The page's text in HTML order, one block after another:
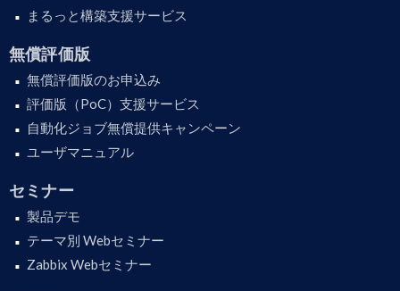
まるっと構築支援サービス
無償評価版
無償評価版のお申込み
評価版（PoC）支援サービス
自動化ジョブ無償提供キャンペーン
ユーザマニュアル
セミナー
製品デモ
テーマ別 Webセミナー
Zabbix Webセミナー